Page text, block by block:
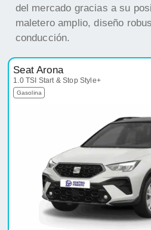
del mercado gracias a su
maletero amplio, diseño
conducción.
Seat Arona
1.0 TSI Start & Stop Style+
Gasolina